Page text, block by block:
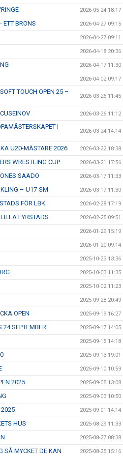
2026-05-24 18:17
ETT BRONS 2026-04-27 09:15
2026-04-27 09:11
2026-04-18 20:36
2026-04-17 11:30
2026-04-02 09:17
TOUCH OPEN 25 –
2026-03-26 11:45
2026-03-26 11:12
I
2026-03-24 14:14
U20-MÄSTARE 2026 2026-03-22 18:38
WRESTLING CUP 2026-03-21 17:56
SAADO 2026-03-17 11:33
– U17-SM 2026-03-17 11:30
FÖR LBK 2026-02-28 17:19
FYRSTADS 2026-02-25 09:51
2026-01-29 15:19
2026-01-20 09:14
2025-10-23 13:36
2025-10-03 11:35
2025-10-02 11:23
2025-09-28 20:49
OPEN 2025-09-19 16:27
24 SEPTEMBER 2025-09-17 14:05
2025-09-15 14:18
2025-09-13 19:01
2025-09-10 10:59
2025 2025-09-05 13:08
2025-09-03 10:50
2025-09-01 14:14
HUS 2025-08-29 11:33
2025-08-27 08:38
SÅ MYCKET DE KAN 2025-08-25 15:16